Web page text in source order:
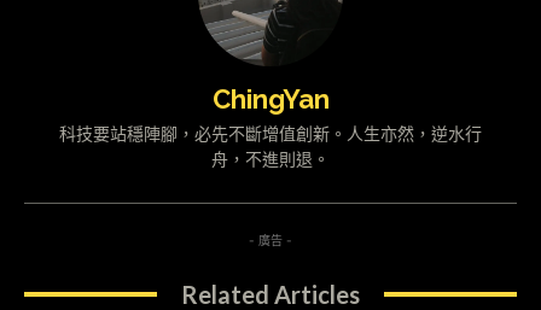
ChingYan
科技要站穩陣腳，必先不斷增值創新。人生亦然，逆水行
舟，不進則退。
- 廣告 -
Related Articles